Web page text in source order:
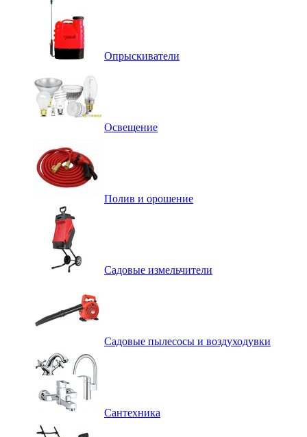
Опрыскиватели
Освещение
Полив и орошение
Садовые измельчители
Садовые пылесосы и воздуходувки
Сантехника